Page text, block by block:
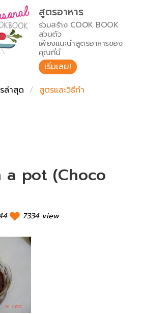
วยการตวง
หภูมิ
หนักวัตถุดิบ
สูตรอาหาร
ร่วมสร้าง COOK BOOK
ส่วนตัว
เพียงแนะนำสูตรอาหารของ
คุณที่นี่
เริ่มเลย!
ล่าสุด สูตรและวิธีทำ
a pot (Choco
7334 view